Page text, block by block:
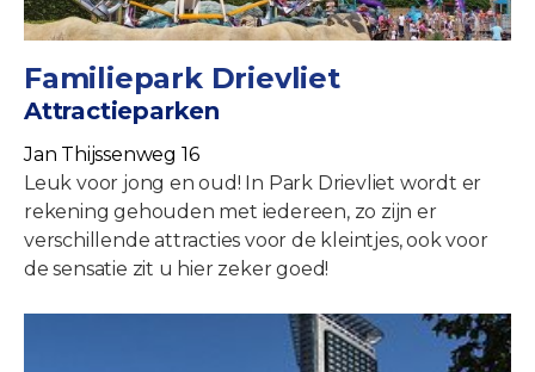
Familiepark Drievliet
Attractieparken
Jan Thijssenweg 16
Leuk voor jong en oud! In Park Drievliet wordt er
rekening gehouden met iedereen, zo zijn er
verschillende attracties voor de kleintjes, ook voor
de sensatie zit u hier zeker goed!